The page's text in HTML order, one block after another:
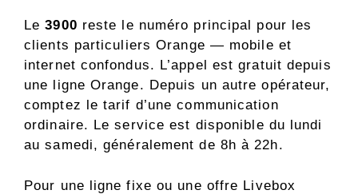
Le3900 reste le numéro principal pour les
clients particuliers Orange — mobile et
internet confondus. L’appel est gratuit depuis
une ligne Orange. Depuis un autre opérateur,
comptez le tarif d’une communication
ordinaire. Le service est disponible du lundi
au samedi, généralement de 8h à 22h.
Pour une ligne fixe ou une offre Livebox